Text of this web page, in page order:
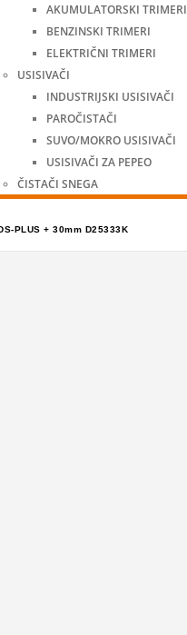
AKUMULATORSKI TRIMERI
BENZINSKI TRIMERI
ELEKTRIČNI TRIMERI
USISIVAČI
INDUSTRIJSKI USISIVAČI
PAROČISTAČI
SUVO/MOKRO USISIVAČI
USISIVAČI ZA PEPEO
ČISTAČI SNEGA
PLUS + 30mm D25333K